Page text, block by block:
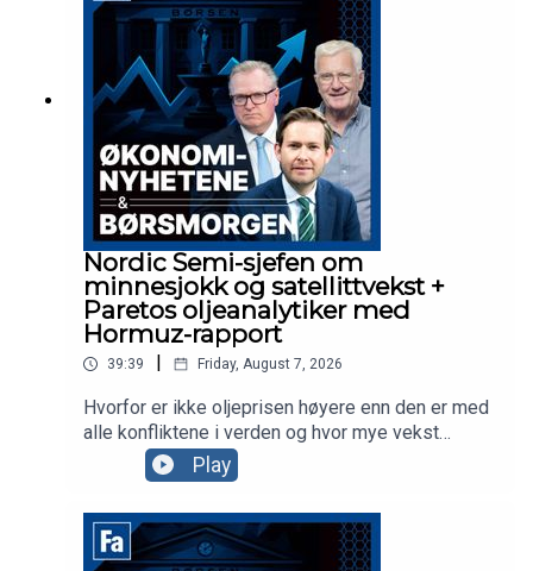
Nordic Semi-sjefen om
minnesjokk og satellittvekst +
Paretos oljeanalytiker med
Hormuz-rapport
39:39 | Friday, August 7, 2026
Hvorfor er ikke oljeprisen høyere enn den er med
alle konfliktene i verden og hvor mye vekst
skaper satellittsatsingen som skjer i
teknologibransjen? Vi spør dagens to gjester,
konsernsjef Vegard Wollan i Nordic
Semiconductor og oljeanalytiker i Pareto, Tom
Erik Kristiansen.
Play